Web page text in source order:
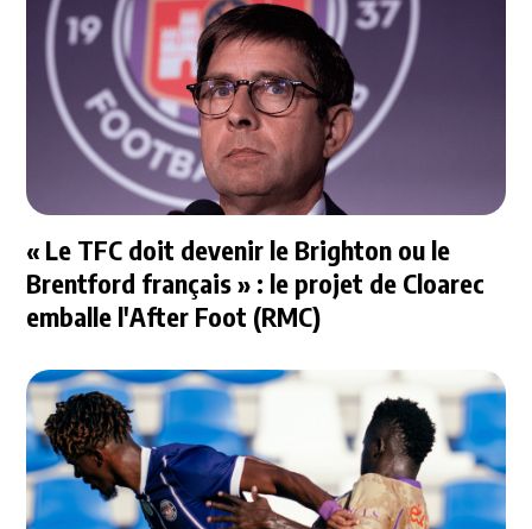
« Le TFC doit devenir le Brighton ou le
Brentford français » : le projet de Cloarec
emballe l'After Foot (RMC)